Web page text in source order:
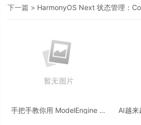
下一篇 > HarmonyOS Next 状态管理：
手把手教你用 ModelEngine 打
AI越来